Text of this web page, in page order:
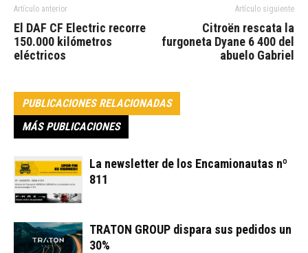
Artículo anterior
El DAF CF Electric recorre
150.000 kilómetros
eléctricos
Artículo siguiente
Citroën rescata la
furgoneta Dyane 6 400 del
abuelo Gabriel
PUBLICACIONES RELACIONADAS
MÁS PUBLICACIONES
La newsletter de los Encamionautas nº
811
TRATON GROUP dispara sus pedidos un
30%